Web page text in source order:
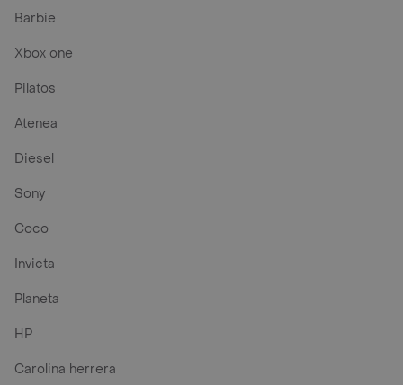
Barbie
Xbox one
Pilatos
Atenea
Diesel
Sony
Coco
Invicta
Planeta
HP
Carolina herrera